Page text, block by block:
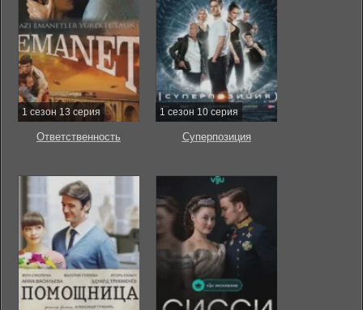
1 сезон 13 серия
Ответственность
1 сезон 10 серия
Суперпозиция